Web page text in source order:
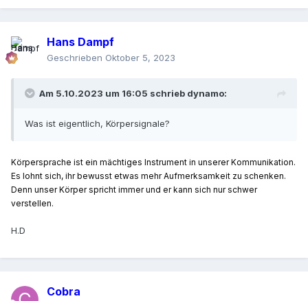
Hans Dampf
Geschrieben Oktober 5, 2023
Am 5.10.2023 um 16:05 schrieb dynamo:
Was ist eigentlich, Körpersignale?
Körpersprache ist ein mächtiges Instrument in unserer Kommunikation.
Es lohnt sich, ihr bewusst etwas mehr Aufmerksamkeit zu schenken.
Denn unser Körper spricht immer und er kann sich nur schwer
verstellen.
H.D
Cobra